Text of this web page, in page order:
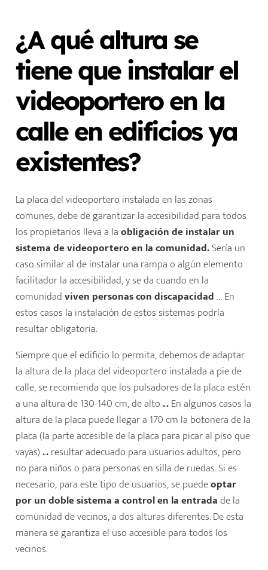
¿A qué altura se
tiene que instalar el
videoportero en la
calleen edificios ya
existentes?
La placa del videoportero instalada en las zonas
comunes, debe de garantizar la accesibilidad para todos
los propietarios lleva a laobligación de instalar un
sistema de videoportero en la comunidad.Sería un
caso similar al de instalar una rampa o algún elemento
facilitador la accesibilidad, y se da cuando en la
comunidadviven personas con discapacidad … En
estos casos la instalación de estos sistemas podría
resultar obligatoria.
Siempre que el edificio lo permita, debemos de adaptar
la altura de la placa del videoportero instalada a pie de
calle, se recomienda que los pulsadores de la placa estén
a una altura de 130-140 cm, de alto...En algunos casos la
altura de la placa puede llegar a 170 cm la botonera de la
placa (la parte accesible de la placa para picar al piso que
vayas)...resultar adecuado para usuarios adultos, pero
no para niños o para personas en silla de ruedas. Si es
necesario, para este tipo de usuarios, se puedeoptar
por un doble sistema a control en la entradade la
comunidad de vecinos, a dos alturas diferentes. De esta
manera se garantiza el uso accesible para todos los
vecinos.